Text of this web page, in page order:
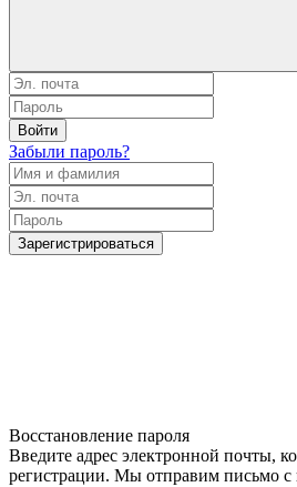
Войти
Забыли пароль?
Зарегистрироваться
Восстановление пароля
Введите адрес электронной почты,
регистрации. Мы отправим письмо